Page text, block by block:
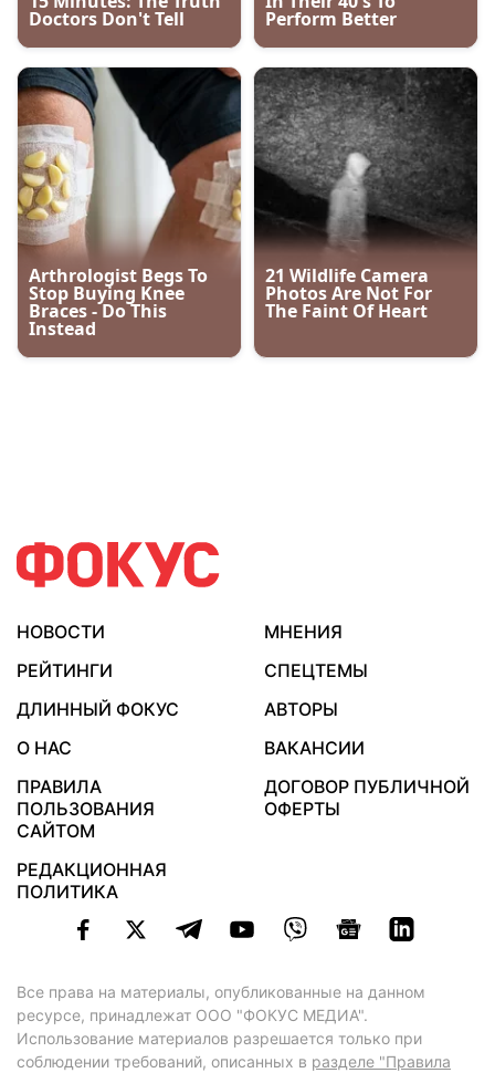
НОВОСТИ
МНЕНИЯ
РЕЙТИНГИ
СПЕЦТЕМЫ
ДЛИННЫЙ ФОКУС
АВТОРЫ
О НАС
ВАКАНСИИ
ПРАВИЛА
ПОЛЬЗОВАНИЯ
САЙТОМ
ДОГОВОР ПУБЛИЧНОЙ
ОФЕРТЫ
РЕДАКЦИОННАЯ
ПОЛИТИКА
Все права на материалы, опубликованные на данном
ресурсе, принадлежат ООО "ФОКУС МЕДИА".
Использование материалов разрешается только при
соблюдении требований, описанных в разделе "Правила